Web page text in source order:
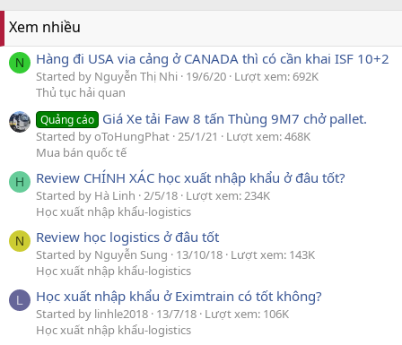
Xem nhiều
N Hàng đi USA via cảng ở CANADA thì có cần khai ISF 10+2
Started by Nguyễn Thị Nhi 19/6/20 Lượt xem: 692K
Thủ tục hải quan
Quảng cáo Giá Xe tải Faw 8 tấn Thùng 9M7 chở pallet.
Started by oToHungPhat 25/1/21
Lượt xem: 468K
Mua bán quốc tế
H Review CHÍNH XÁC học xuất nhập khẩu ở đâu tốt?
Started by Hà Linh 2/5/18 Lượt xem: 234K
Học xuất nhập khẩu-logistics
N Review học logistics ở đâu tốt
Started by Nguyễn Sung 13/10/18 Lượt xem: 143K
Học xuất nhập khẩu-logistics
L Học xuất nhập khẩu ở Eximtrain có tốt không?
Started by linhle2018 13/7/18 Lượt xem: 106K
Học xuất nhập khẩu-logistics